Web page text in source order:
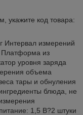
укажите код товара:
Интервал измерений
Платформа из
уровня заряда
объема
тары и обнуления
блюда, не
1,5 В?2 штуки